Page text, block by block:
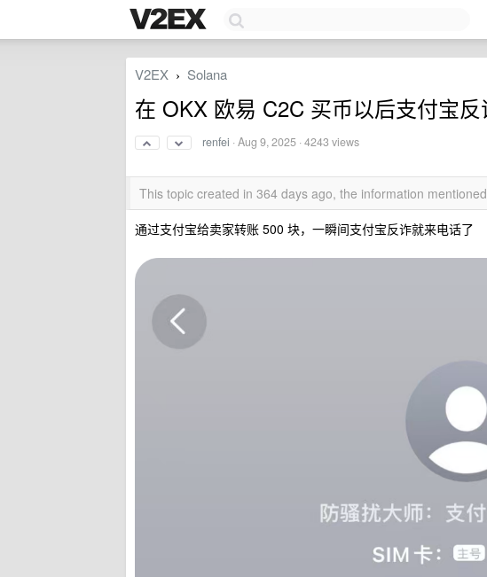
V2EX › Solana
在 OKX 欧易 C2C 买币以后支付宝
renfei ·Aug 9, 2025 · 4243 views
This topic created in 364 days ago, the information
通过支付宝给卖家转账 500 块，一瞬间支付宝反诈就来电话了